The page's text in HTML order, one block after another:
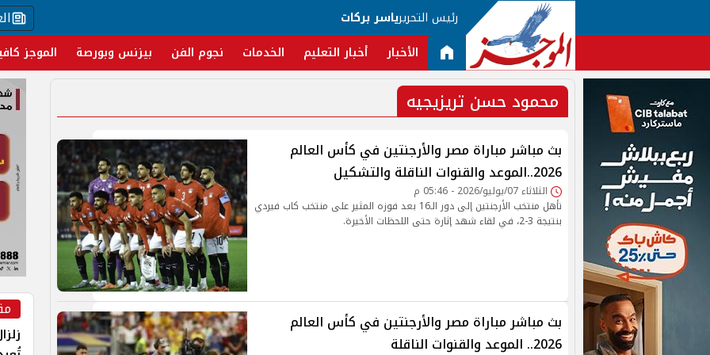
رئيس التحريرياسر بركات
الأخبار أخبار التعليم الخدمات نجوم الفن بيزنس وبورصة الموجز
محمود حسن تريزيجيه
بث مباشر مباراة مصر والأرجنتين في كأس العالم
2026..الموعد والقنوات الناقلة والتشكيل
الثلاثاء 07/يوليو/2026 - 05:46 م
تأهل منتخب الأرجنتين إلى دور الـ16 بعد فوزه المثير على منتخب كاب فيردي
بنتيجة 3-2، في لقاء شهد إثارة حتى اللحظات الأخيرة.
بث مباشر مباراة مصر والأرجنتين في كأس العالم
2026.. الموعد والقنوات الناقلة